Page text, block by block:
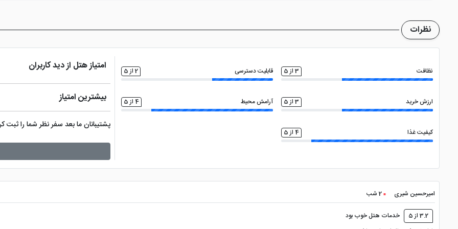
میدان امیرچخماق، آتشکده زرتشتی ها، خانه لاری ها، زندان اسکندر و ... از جمله مکان های در دسترس این هتل یزد می باشند.
نظرات
نظافت 3 از 5 قابلیت دسترسی 2 از 5
ارزش خرید 3 از 5 آرامش محیط 4 از 5
کیفیت غذا 4 از 5
امتیاز هتل از دید کاربران
بیشترین امتیاز
پشتیبانان ما بعد سفر نظر شما را
امیرحسین شیری 2 شب
3.2 از 5 خدمات هتل خوب بود